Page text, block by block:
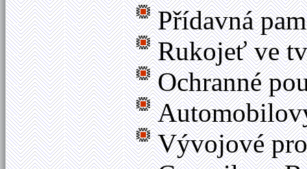
Přídavná
Rukojeť ve
Ochranné
Vývojové